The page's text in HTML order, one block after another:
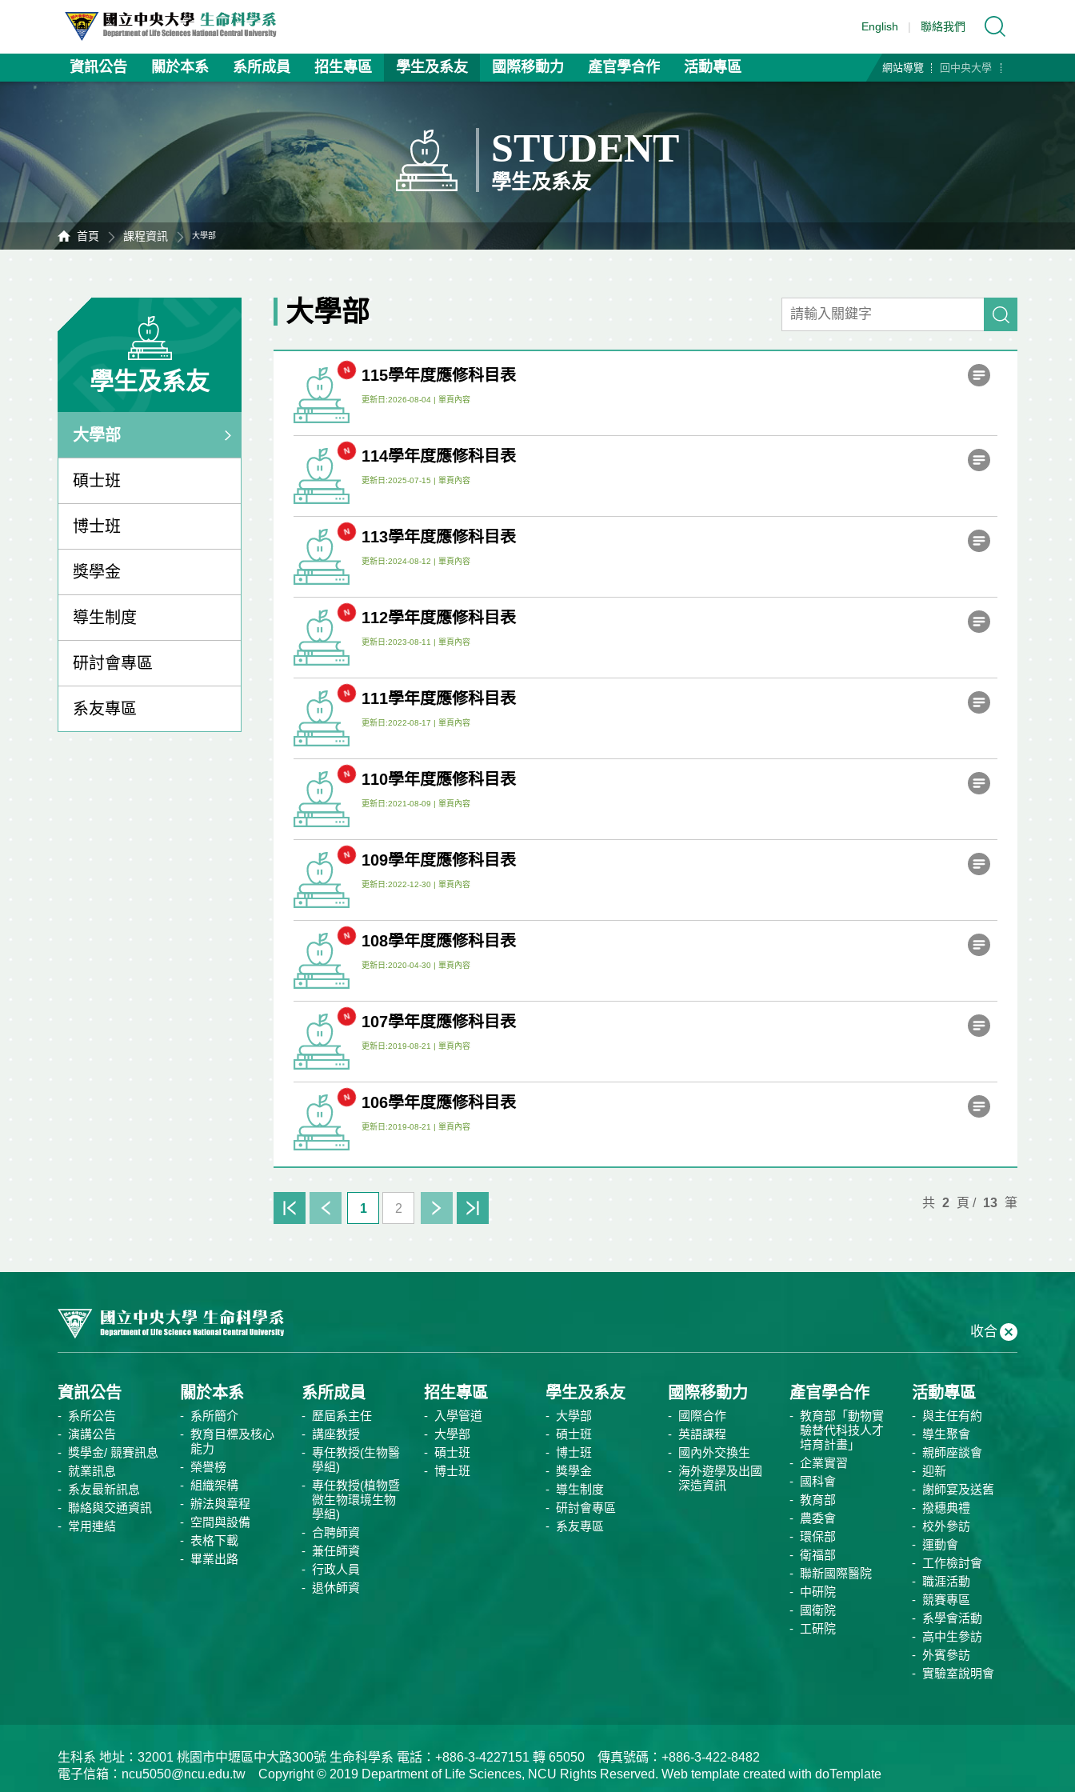
English | 聯絡我們
資訊公告 關於本系 系所成員 招生專區 學生及系友 國際移動力 產官學合作 活動專區 網站導覽 回中央大學
STUDENT
學生及系友
首頁 課程資訊 大學部
學生及系友
大學部
碩士班
博士班
獎學金
導生制度
研討會專區
系友專區
大學部
115學年度應修科目表
更新日:2026-08-04 | 單頁內容
114學年度應修科目表
更新日:2025-07-15 | 單頁內容
113學年度應修科目表
更新日:2024-08-12 | 單頁內容
112學年度應修科目表
更新日:2023-08-11 | 單頁內容
111學年度應修科目表
更新日:2022-08-17 | 單頁內容
110學年度應修科目表
更新日:2021-08-09 | 單頁內容
109學年度應修科目表
更新日:2022-12-30 | 單頁內容
108學年度應修科目表
更新日:2020-04-30 | 單頁內容
107學年度應修科目表
更新日:2019-08-21 | 單頁內容
106學年度應修科目表
更新日:2019-08-21 | 單頁內容
1 2 共 2 頁 / 13 筆
收合
資訊公告
系所公告
演講公告
獎學金/ 競賽訊息
就業訊息
系友最新訊息
聯絡與交通資訊
常用連結
關於本系
系所簡介
教育目標及核心
能力
榮譽榜
組織架構
辦法與章程
空間與設備
表格下載
畢業出路
系所成員
歷屆系主任
講座教授
專任教授(生物醫
學組)
專任教授(植物暨
微生物環境生物
學組)
合聘師資
兼任師資
行政人員
退休師資
招生專區
入學管道
大學部
碩士班
博士班
學生及系友
大學部
碩士班
博士班
獎學金
導生制度
研討會專區
系友專區
國際移動力
國際合作
英語課程
國內外交換生
海外遊學及出國
深造資訊
產官學合作
教育部「動物實
驗替代科技人才
培育計畫」
企業實習
國科會
教育部
農委會
環保部
衛福部
聯新國際醫院
中研院
國衛院
工研院
活動專區
與主任有約
導生聚會
親師座談會
迎新
謝師宴及送舊
撥穗典禮
校外參訪
運動會
工作檢討會
職涯活動
競賽專區
系學會活動
高中生參訪
外賓參訪
實驗室說明會
生科系 地址：32001 桃園市中壢區中大路300號 生命科學系 電話：+886-3-4227151 轉 65050 傳真號碼：+886-3-422-8482
電子信箱：ncu5050@ncu.edu.tw Copyright © 2019 Department of Life Sciences, NCU Rights Reserved. Web template created with doTemplate